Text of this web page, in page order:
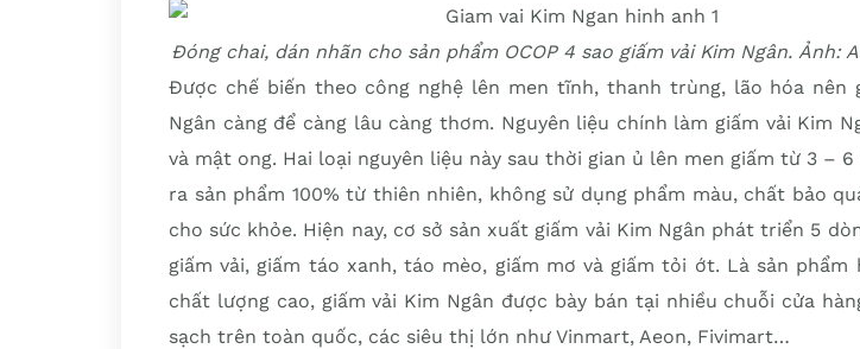
Đóng chai, dán nhãn cho sản phẩm OCOP 4 sao giấm vải Kim Ngân. Ảnh:
Được chế biến theo công nghệ lên men tĩnh, thanh trùng, lão hóa nên
Ngân càng để càng lâu càng thơm. Nguyên liệu chính làm giấm vải Kim
và mật ong. Hai loại nguyên liệu này sau thời gian ủ lên men giấm từ 3 –
ra sản phẩm 100% từ thiên nhiên, không sử dụng phẩm màu, chất bảo
cho sức khỏe. Hiện nay, cơ sở sản xuất giấm vải Kim Ngân phát triển 5
giấm vải, giấm táo xanh, táo mèo, giấm mơ và giấm tỏi ớt. Là sản phẩm
chất lượng cao, giấm vải Kim Ngân được bày bán tại nhiều chuỗi cửa
sạch trên toàn quốc, các siêu thị lớn như Vinmart, Aeon, Fivimart…